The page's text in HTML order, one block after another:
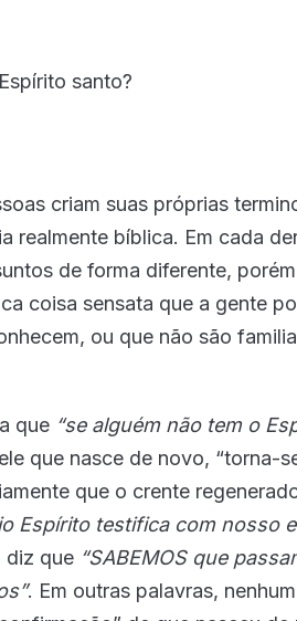
santo?
criam suas próprias
realmente bíblica. Em cada
de forma diferente,
coisa sensata que a gente
ou que não são
que “se alguém não tem o
que nasce de novo, “torna-
que o crente
Espírito testifica com nosso
diz que “SABEMOS que
. Em outras palavras,